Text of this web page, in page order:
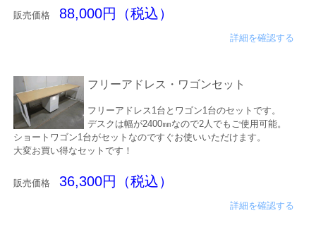
販売価格 88,000円（税込）
詳細を確認する
フリーアドレス・ワゴンセット
フリーアドレス1台とワゴン1台のセットです。
デスクは幅が2400㎜なので2人でもご使用可能。
ショートワゴン1台がセットなのですぐお使いいただけます。
大変お買い得なセットです！
販売価格 36,300円（税込）
詳細を確認する